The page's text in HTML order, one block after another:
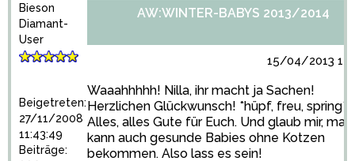
Bieson
Diamant-
User
Beigetreten:
27/11/2008
11:43:49
Beiträge:
AW:WINTER-BABYS 2013/2014
15/04/2013
Waaahhhhh! Nilla, ihr macht ja Sachen!
Herzlichen Glückwunsch! *hüpf, freu, spring*
Alles, alles Gute für Euch. Und glaub mir, man
kann auch gesunde Babies ohne Kotzen
bekommen. Also lass es sein!